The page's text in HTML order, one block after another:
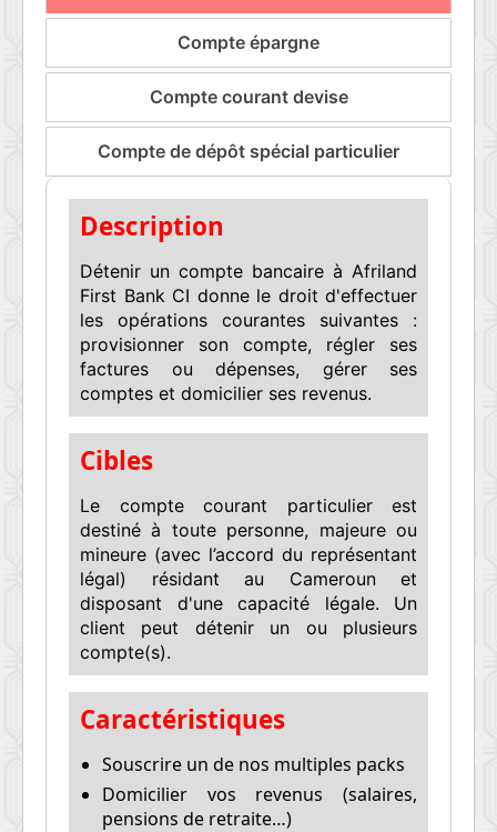
Compte épargne
Compte courant devise
Compte de dépôt spécial particulier
Description
Détenir un compte bancaire à Afriland
First Bank CI donne le droit d'effectuer
les opérations courantes suivantes :
provisionner son compte, régler ses
factures ou dépenses, gérer ses
comptes et domicilier ses revenus.
Cibles
Le compte courant particulier est
destiné à toute personne, majeure ou
mineure (avec l’accord du représentant
légal) résidant au Cameroun et
disposant d'une capacité légale. Un
client peut détenir un ou plusieurs
compte(s).
Caractéristiques
Souscrire un de nos multiples packs
Domicilier vos revenus (salaires,
pensions de retraite…)